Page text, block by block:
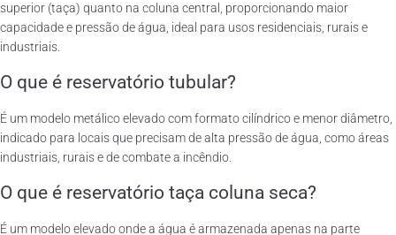
superior (taça) quanto na coluna central, proporcionando maior
capacidade e pressão de água, ideal para usos residenciais, rurais e
industriais.
O que é reservatório tubular?
É um modelo metálico elevado com formato cilíndrico e menor diâmetro,
indicado para locais que precisam de alta pressão de água, como áreas
industriais, rurais e de combate a incêndio.
O que é reservatório taça coluna seca?
É um modelo elevado onde a água é armazenada apenas na parte